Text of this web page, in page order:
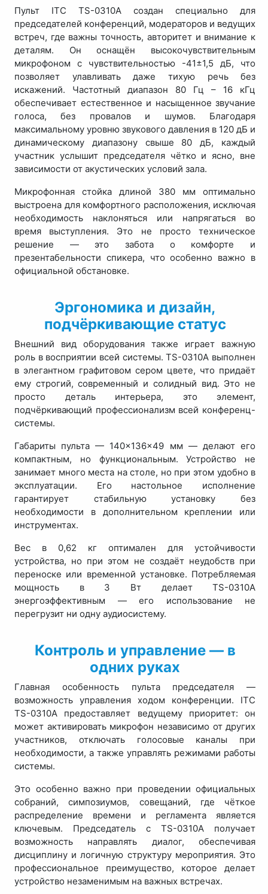
Пульт ITC TS-0310A создан специально для
председателей конференций, модераторов и ведущих
встреч, где важны точность, авторитет и внимание к
деталям. Он оснащён высокочувствительным
микрофоном с чувствительностью -41±1,5 дБ, что
позволяет улавливать даже тихую речь без
искажений. Частотный диапазон 80 Гц – 16 кГц
обеспечивает естественное и насыщенное звучание
голоса, без провалов и шумов. Благодаря
максимальному уровню звукового давления в 120 дБ и
динамическому диапазону свыше 80 дБ, каждый
участник услышит председателя чётко и ясно, вне
зависимости от акустических условий зала.
Микрофонная стойка длиной 380 мм оптимально
выстроена для комфортного расположения, исключая
необходимость наклоняться или напрягаться во
время выступления. Это не просто техническое
решение — это забота о комфорте и
презентабельности спикера, что особенно важно в
официальной обстановке.
Эргономика и дизайн,
подчёркивающие статус
Внешний вид оборудования также играет важную
роль в восприятии всей системы. TS-0310A выполнен
в элегантном графитовом сером цвете, что придаёт
ему строгий, современный и солидный вид. Это не
просто деталь интерьера, это элемент,
подчёркивающий профессионализм всей конференц-
системы.
Габариты пульта — 140×136×49 мм — делают его
компактным, но функциональным. Устройство не
занимает много места на столе, но при этом удобно в
эксплуатации. Его настольное исполнение
гарантирует стабильную установку без
необходимости в дополнительном креплении или
инструментах.
Вес в 0,62 кг оптимален для устойчивости
устройства, но при этом не создаёт неудобств при
переноске или временной установке. Потребляемая
мощность в 3 Вт делает TS-0310A
энергоэффективным — его использование не
перегрузит ни одну аудиосистему.
Контроль и управление — в
одних руках
Главная особенность пульта председателя —
возможность управления ходом конференции. ITC
TS-0310A предоставляет ведущему приоритет: он
может активировать микрофон независимо от других
участников, отключать голосовые каналы при
необходимости, а также управлять режимами работы
системы.
Это особенно важно при проведении официальных
собраний, симпозиумов, совещаний, где чёткое
распределение времени и регламента является
ключевым. Председатель с TS-0310A получает
возможность направлять диалог, обеспечивая
дисциплину и логичную структуру мероприятия. Это
профессиональное преимущество, которое делает
устройство незаменимым на важных встречах.